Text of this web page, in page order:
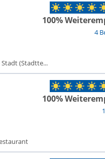
4
100%
(Stadtte...
100%